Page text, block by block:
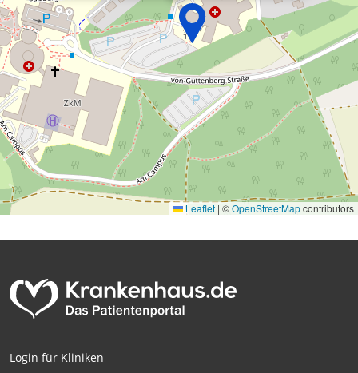
Leaflet | ©OpenStreetMapcontributors
Login für Kliniken